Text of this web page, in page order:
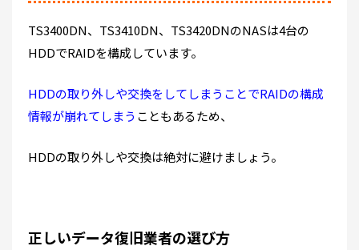
TS3400DN、TS3410DN、TS3420DNのNASは4台の
HDDでRAIDを構成しています。
HDDの取り外しや交換をしてしまうことでRAIDの構成
情報が崩れてしまう こともあるため、
HDDの取り外しや交換は絶対に避けましょう。
正しいデータ復旧業者の選び方